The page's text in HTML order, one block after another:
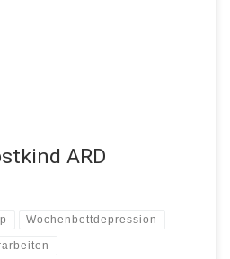
ARD
Wochenbettdepression